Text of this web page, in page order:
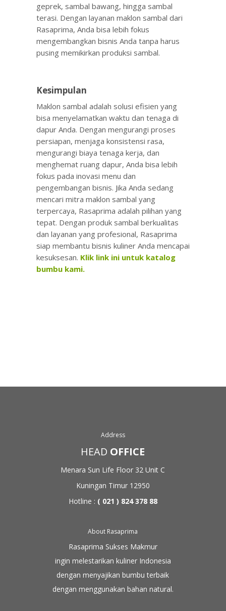
geprek, sambal bawang, hingga sambal
terasi. Dengan layanan maklon sambal dari
Rasaprima, Anda bisa lebih fokus
mengembangkan bisnis Anda tanpa harus
pusing memikirkan produksi sambal.
Kesimpulan
Maklon sambal adalah solusi efisien yang
bisa menyelamatkan waktu dan tenaga di
dapur Anda. Dengan mengurangi proses
persiapan, menjaga konsistensi rasa,
mengurangi biaya tenaga kerja, dan
menghemat ruang dapur, Anda bisa lebih
fokus pada inovasi menu dan
pengembangan bisnis. Jika Anda sedang
mencari mitra maklon sambal yang
terpercaya, Rasaprima adalah pilihan yang
tepat. Dengan produk sambal berkualitas
dan layanan yang profesional, Rasaprima
siap membantu bisnis kuliner Anda mencapai
kesuksesan. Klik link ini untuk katalog
bumbu kami.
Address
HEAD OFFICE
Menara Sun Life Floor 32Unit C
Kuningan Timur 12950
Hotline : ( 021 ) 824 378 88
About Rasaprima
Rasaprima Sukses Makmur
ingin melestarikan kuliner Indonesia
dengan menyajikan bumbu terbaik
dengan menggunakan bahan natural.